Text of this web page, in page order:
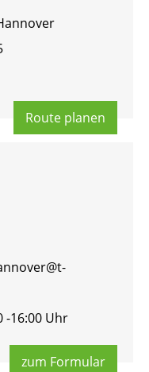
Route pla­nen
-16:00 Uhr
zum For­mu­lar